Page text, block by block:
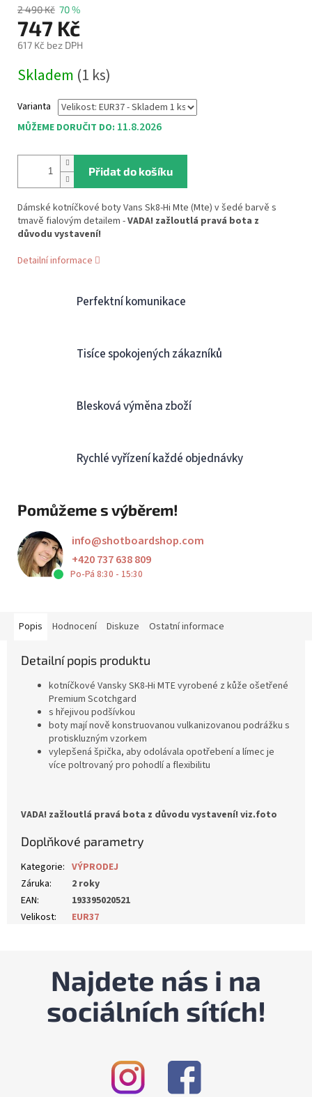
2 490 Kč 70 %
747 Kč
617 Kč bez DPH
cena:
Skladem (1 ks)
Varianta
MŮŽEME DORUČIT DO: 11.8.2026
Přidat do košíku
Dámské kotníčkové boty Vans Sk8-Hi Mte (Mte) v šedé barvě s
tmavě fialovým detailem -VADA! zažloutlá pravá bota z
důvodu vystavení!
Detailní informace
Perfektní komunikace
Tisíce spokojených zákazníků
Blesková výměna zboží
Rychlé vyřízení každé objednávky
Pomůžeme s výběrem!
info@shotboardshop.com
+420 737 638 809
Po-Pá 8:30 - 15:30
Popis Hodnocení Diskuze Ostatní informace
Detailní popis produktu
kotníčkové Vansky SK8-Hi MTE vyrobené z kůže ošetřené
Premium Scotchgard
s hřejivou podšívkou
boty mají nově konstruovanou vulkanizovanou podrážku s
protiskluzným vzorkem
vylepšená špička, aby odolávala opotřebení a límec je
více poltrovaný pro pohodlí a flexibilitu
VADA! zažloutlá pravá bota z důvodu vystavení! viz.foto
Doplňkové parametry
Kategorie: VÝPRODEJ
Záruka:
2 roky
EAN:
193395020521
Velikost: EUR37
Najdete nás i na
sociálních sítích!